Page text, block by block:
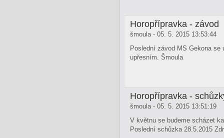
Horopřípravka - závod
šmoula - 05. 5. 2015 13:53:44
Poslední závod MS Gekona
upřesním. Šmoula
Horopřípravka -
šmoula - 05. 5. 2015 13:51:19
V květnu se budeme scházet
Poslední schůzka 28.5.2015